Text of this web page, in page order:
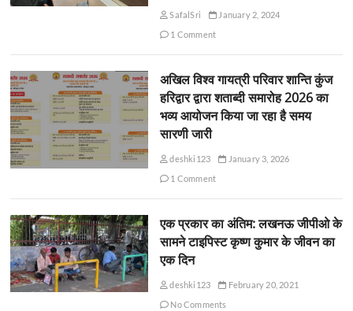
SafalSri
January 2, 2024
1 Comment
अखिल विश्व गायत्री परिवार शान्ति कुंज
हरिद्वार द्वारा शताब्दी समारोह 2026 का
भव्य आयोजन किया जा रहा है समय
सारणी जारी
deshki123
January 3, 2026
1 Comment
एक प्रकार का अंतिम: लखनऊ जीपीओ के
सामने टाइपिस्ट कृष्ण कुमार के जीवन का
एक दिन
deshki123
February 20, 2021
No Comments